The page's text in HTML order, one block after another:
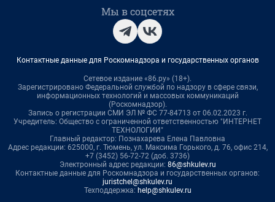
Мы в соцсетях
Контактные данные для Роскомнадзора и государственных органов
Сетевое издание «86.ру» (18+).
Зарегистрировано Федеральной службой по надзору в сфере связи,
информационных технологий и массовых коммуникаций
(Роскомнадзор).
Запись о регистрации СМИ ЭЛ № ФС 77-84713 от 06.02.2023 г.
Учредитель: Общество с ограниченной ответственностью "ИНТЕРНЕТ
ТЕХНОЛОГИИ"
Главный редактор: Познахарева Елена Павловна
Адрес редакции: 625000, г. Тюмень, ул. Максима Горького, д. 76, офис 214,
+7 (3452) 56-72-72 (доб. 3736)
Электронный адрес редакции: 86@shkulev.ru
Контактные данные для Роскомнадзора и государственных органов:
juristchel@shkulev.ru
Техподдержка: help@shkulev.ru